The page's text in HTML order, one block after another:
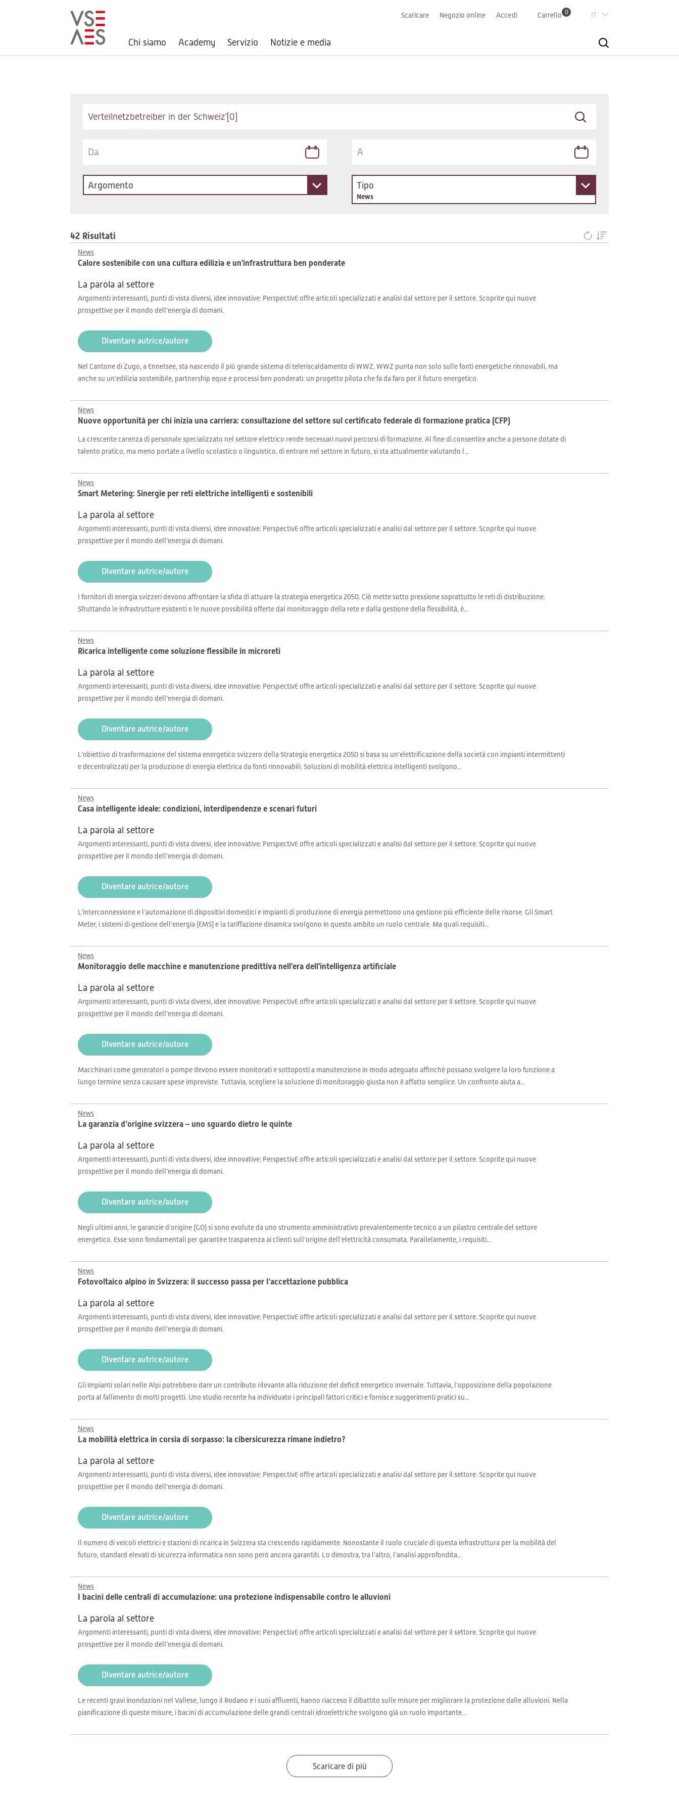
Chi siamo Academy Servizio Notizie e media
Scaricare Negozio online Accedi Carrello 0
English
Argomento Tipo
News
42 Risultati
News
Calore sostenibile con una cultura edilizia e un'infrastruttura ben ponderate
La parola al settore
Argomenti interessanti, punti di vista diversi, idee innovative: PerspectivE offre articoli specializzati e analisi dal settore per il settore. Scoprite qui nuove
prospettive per il mondo dell’energia di domani.
Diventare autrice/autore
Nel Cantone di Zugo, a Ennetsee, sta nascendo il più grande sistema di teleriscaldamento di WWZ. WWZ punta non solo sulle fonti energetiche rinnovabili, ma
anche su un'edilizia sostenibile, partnership eque e processi ben ponderati: un progetto pilota che fa da faro per il futuro energetico.
News
Nuove opportunità per chi inizia una carriera: consultazione del settore sul certificato federale di formazione pratica (CFP)
La crescente carenza di personale specializzato nel settore elettrico rende necessari nuovi percorsi di formazione. Al fine di consentire anche a persone dotate di
talento pratico, ma meno portate a livello scolastico o linguistico, di entrare nel settore in futuro, si sta attualmente valutando l...
News
Smart Metering: Sinergie per reti elettriche intelligenti e sostenibili
La parola al settore
Argomenti interessanti, punti di vista diversi, idee innovative: PerspectivE offre articoli specializzati e analisi dal settore per il settore. Scoprite qui nuove
prospettive per il mondo dell’energia di domani.
Diventare autrice/autore
I fornitori di energia svizzeri devono affrontare la sfida di attuare la strategia energetica 2050. Ciò mette sotto pressione soprattutto le reti di distribuzione.
Sfruttando le infrastrutture esistenti e le nuove possibilità offerte dal monitoraggio della rete e dalla gestione della flessibilità, è...
News
Ricarica intelligente come soluzione flessibile in microreti
La parola al settore
Argomenti interessanti, punti di vista diversi, idee innovative: PerspectivE offre articoli specializzati e analisi dal settore per il settore. Scoprite qui nuove
prospettive per il mondo dell’energia di domani.
Diventare autrice/autore
L’obiettivo di trasformazione del sistema energetico svizzero della Strategia energetica 2050 si basa su un’elettrificazione della società con impianti intermittenti
e decentralizzati per la produzione di energia elettrica da fonti rinnovabili. Soluzioni di mobilità elettrica intelligenti svolgono...
News
Casa intelligente ideale: condizioni, interdipendenze e scenari futuri
La parola al settore
Argomenti interessanti, punti di vista diversi, idee innovative: PerspectivE offre articoli specializzati e analisi dal settore per il settore. Scoprite qui nuove
prospettive per il mondo dell’energia di domani.
Diventare autrice/autore
L’interconnessione e l’automazione di dispositivi domestici e impianti di produzione di energia permettono una gestione più efficiente delle risorse. Gli Smart
Meter, i sistemi di gestione dell’energia (EMS) e la tariffazione dinamica svolgono in questo ambito un ruolo centrale. Ma quali requisiti...
News
Monitoraggio delle macchine e manutenzione predittiva nell'era dell'intelligenza artificiale
La parola al settore
Argomenti interessanti, punti di vista diversi, idee innovative: PerspectivE offre articoli specializzati e analisi dal settore per il settore. Scoprite qui nuove
prospettive per il mondo dell’energia di domani.
Diventare autrice/autore
Macchinari come generatori o pompe devono essere monitorati e sottoposti a manutenzione in modo adeguato affinché possano svolgere la loro funzione a
lungo termine senza causare spese impreviste. Tuttavia, scegliere la soluzione di monitoraggio giusta non è affatto semplice. Un confronto aiuta a...
News
La garanzia d’origine svizzera – uno sguardo dietro le quinte
La parola al settore
Argomenti interessanti, punti di vista diversi, idee innovative: PerspectivE offre articoli specializzati e analisi dal settore per il settore. Scoprite qui nuove
prospettive per il mondo dell’energia di domani.
Diventare autrice/autore
Negli ultimi anni, le garanzie d’origine (GO) si sono evolute da uno strumento amministrativo prevalentemente tecnico a un pilastro centrale del settore
energetico. Esse sono fondamentali per garantire trasparenza ai clienti sull’origine dell’elettricità consumata. Parallelamente, i requisiti...
News
Fotovoltaico alpino in Svizzera: il successo passa per l’accettazione pubblica
La parola al settore
Argomenti interessanti, punti di vista diversi, idee innovative: PerspectivE offre articoli specializzati e analisi dal settore per il settore. Scoprite qui nuove
prospettive per il mondo dell’energia di domani.
Diventare autrice/autore
Gli impianti solari nelle Alpi potrebbero dare un contributo rilevante alla riduzione del deficit energetico invernale. Tuttavia, l’opposizione della popolazione
porta al fallimento di molti progetti. Uno studio recente ha individuato i principali fattori critici e fornisce suggerimenti pratici su...
News
La mobilità elettrica in corsia di sorpasso: la cibersicurezza rimane indietro?
La parola al settore
Argomenti interessanti, punti di vista diversi, idee innovative: PerspectivE offre articoli specializzati e analisi dal settore per il settore. Scoprite qui nuove
prospettive per il mondo dell’energia di domani.
Diventare autrice/autore
Il numero di veicoli elettrici e stazioni di ricarica in Svizzera sta crescendo rapidamente. Nonostante il ruolo cruciale di questa infrastruttura per la mobilità del
futuro, standard elevati di sicurezza informatica non sono però ancora garantiti. Lo dimostra, tra l’altro, l’analisi approfondita...
News
I bacini delle centrali di accumulazione: una protezione indispensabile contro le alluvioni
La parola al settore
Argomenti interessanti, punti di vista diversi, idee innovative: PerspectivE offre articoli specializzati e analisi dal settore per il settore. Scoprite qui nuove
prospettive per il mondo dell’energia di domani.
Diventare autrice/autore
Le recenti gravi inondazioni nel Vallese, lungo il Rodano e i suoi affluenti, hanno riacceso il dibattito sulle misure per migliorare la protezione dalle alluvioni. Nella
pianificazione di queste misure, i bacini di accumulazione delle grandi centrali idroelettriche svolgono già un ruolo importante...
Scaricare di più